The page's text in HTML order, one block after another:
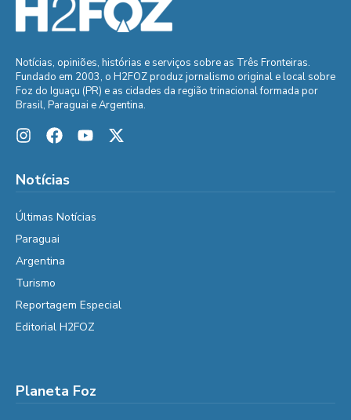
Notícias, opiniões, histórias e serviços sobre as Três Fronteiras.
Fundado em 2003, o H2FOZ produz jornalismo original e local sobre
Foz do Iguaçu (PR) e as cidades da região trinacional formada por
Brasil, Paraguai e Argentina.
Notícias
Últimas Notícias
Paraguai
Argentina
Turismo
Reportagem Especial
Editorial H2FOZ
Planeta Foz